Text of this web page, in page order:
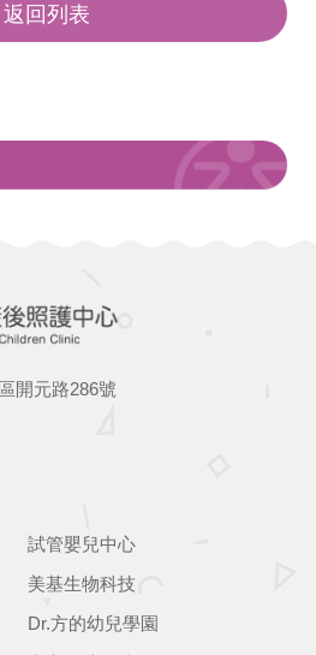
返回列表
開元路286號
試管嬰兒中心
美基生物科技
Dr.方的幼兒學園